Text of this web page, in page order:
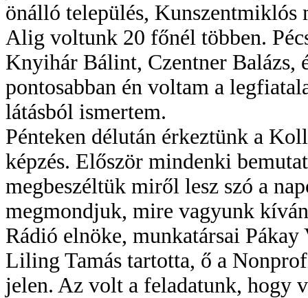
önálló település, Kunszentmiklós
Alig voltunk 20 főnél többen.
Knyihár Bálint, Czentner Balázs,
pontosabban én voltam a
látásból ismertem.
Pénteken délután érkeztünk a
képzés. Először mindenki
megbeszéltük miről lesz szó a
megmondjuk, mire vagyunk
Rádió elnöke, munkatársai
Liling Tamás tartotta, ő a
jelen. Az volt a feladatunk, hogy